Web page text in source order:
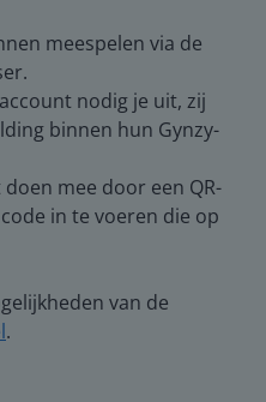
meespelen via de
nodig je uit, zij
binnen hun Gynzy-
mee door een QR-
in te voeren die op
van de
.